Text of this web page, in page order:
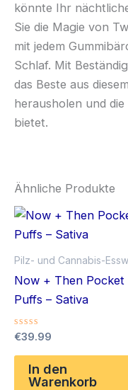
könnte Ihr
Sie die Magie von
mit jedem
Schlaf. Mit
das Beste aus
herausholen und
bietet.
Ähnliche Produkte
Pilz- und Cannabis-
Now + Then Pocket
Puffs – Sativa
Bewertet
0
von
€39.99
In den
Warenkorb